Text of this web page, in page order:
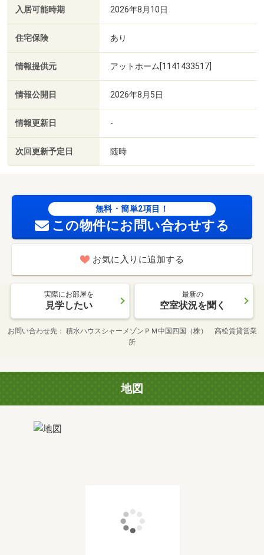
入居可能時期 2026年8月10日
住宅保険 あり
情報提供元 アットホーム[1141433517]
情報公開日 2026年8月5日
情報更新日 -
次回更新予定日 随時
無料・簡単2項目！
この物件にお問い合わせする
お気に入りに追加する
実際にお部屋を
見学したい
最新の
空室状況を聞く
お問い合わせ先
積水ハウスシャーメゾンＰＭ中国四国（株） 高松賃貸営業
所
地図